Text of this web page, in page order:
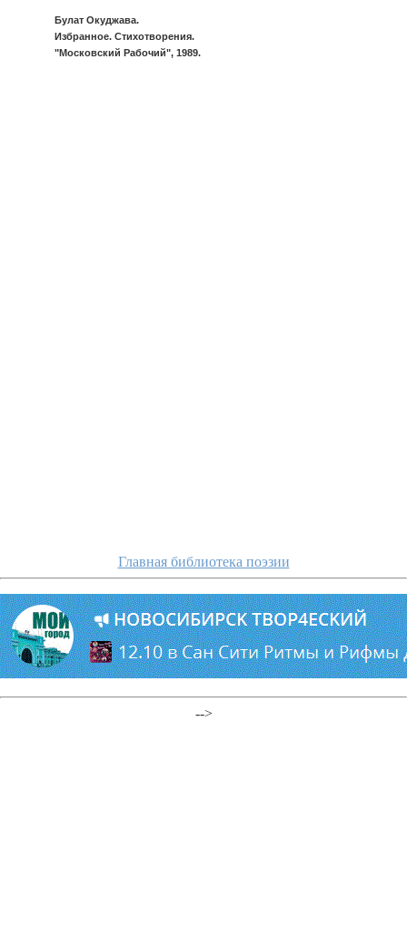
Булат Окуджава.
Избранное. Стихотворения.
"Московский Рабочий", 1989.
Главная библиотека поэзии
-->